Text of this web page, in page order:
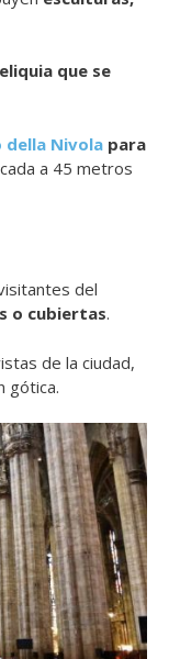
que se
della Nivola para
a 45 metros
del
o cubiertas.
de la ciudad,
gótica.